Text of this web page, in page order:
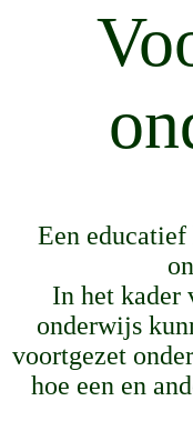
Een
In het kader
onderwijs
voortgezet
hoe een en